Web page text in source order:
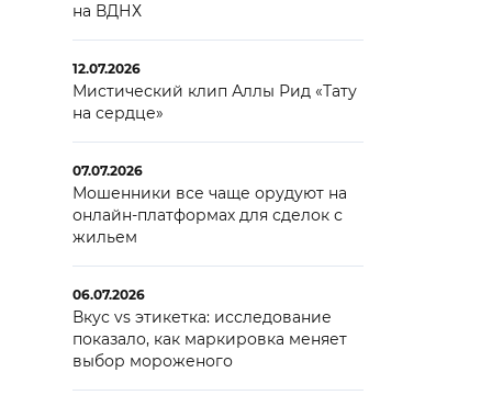
на ВДНХ
12.07.2026
Мистический клип Аллы Рид «Тату
на сердце»
07.07.2026
Мошенники все чаще орудуют на
онлайн-платформах для сделок с
жильем
06.07.2026
Вкус vs этикетка: исследование
показало, как маркировка меняет
выбор мороженого